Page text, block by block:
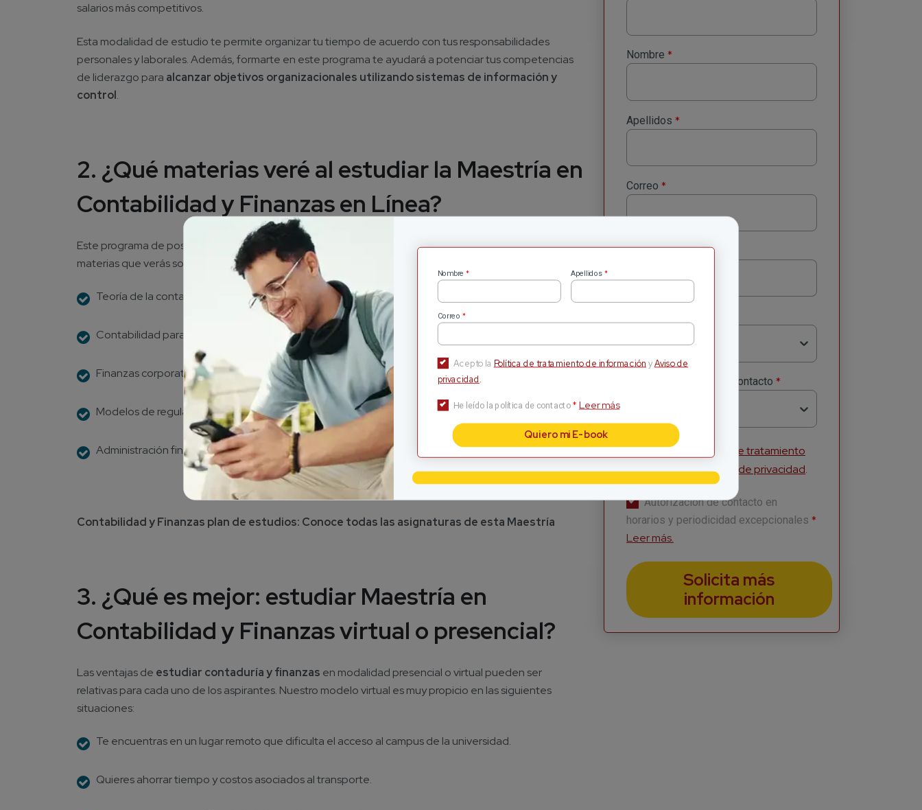
Nombre * Apellidos *
Correo *
Acepto la Política de tratamiento de información yAviso de
privacidad.
He leído la política de contacto * Leer más
Quiero mi E-book
salarios más competitivos.
Esta modalidad de estudio te permite organizar tu tiempo de acuerdo con tus responsabilidades
personales y laborales. Además, formarte en este programa te ayudará a potenciar tus competencias
de liderazgo para alcanzar objetivos organizacionales utilizando sistemas de información y
control.
2. ¿Qué materias veré al estudiar la Maestría en
Contabilidad y Finanzas en Línea?
Este programa de posgrado se compone de 42 créditos y tiene una duración de 2 años. Algunas de las
materias que verás son:
Teoría de la contabilidad.
Contabilidad para la gestión organizacional.
Finanzas corporativas.
Modelos de regulación contable pública internacional.
Administración financiera.
Contabilidad y Finanzas plan de estudios: Conoce todas las asignaturas de esta Maestría
3. ¿Qué es mejor: estudiar Maestría en
Contabilidad y Finanzas virtual o presencial?
Las ventajas de estudiar contaduría y finanzas en modalidad presencial o virtual pueden ser
relativas para cada uno de los aspirantes. Nuestro modelo virtual es muy propicio en las siguientes
situaciones:
Te encuentras en un lugar remoto que dificulta el acceso al campus de la universidad.
Quieres ahorrar tiempo y costos asociados al transporte.
Nombre *
Apellidos *
Correo *
Número celular *
Selecciona
Método Preferido de Contacto *
Acepto la
Política de tratamiento
de informaciónyAviso de privacidad.
Autorización de contacto en
horarios y periodicidad excepcionales *
Leer más.
Solicita más
información